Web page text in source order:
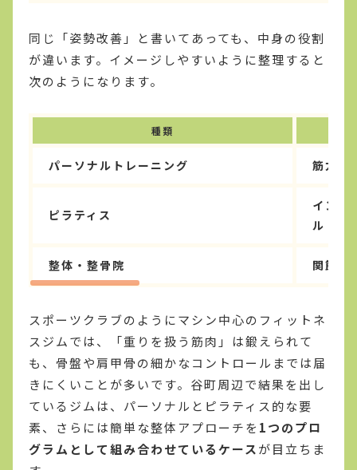
同じ「姿勢改善」と書いてあっても、中身の役割
が違います。イメージしやすいように整理すると
次のようになります。
種類
パーソナルトレーニング 筋力ア
ピラティス
インナ
ル
整体・整骨院 関節と
スポーツクラブのようにマシン中心のフィットネ
スジムでは、「重りを扱う筋肉」は鍛えられて
も、骨盤や肩甲骨の細かなコントロールまでは届
きにくいことが多いです。谷町周辺で結果を出し
ているジムは、パーソナルとピラティス的な要
素、さらには簡単な整体アプローチを 1つのプロ
グラムとして組み合わせているケースが目立ちま